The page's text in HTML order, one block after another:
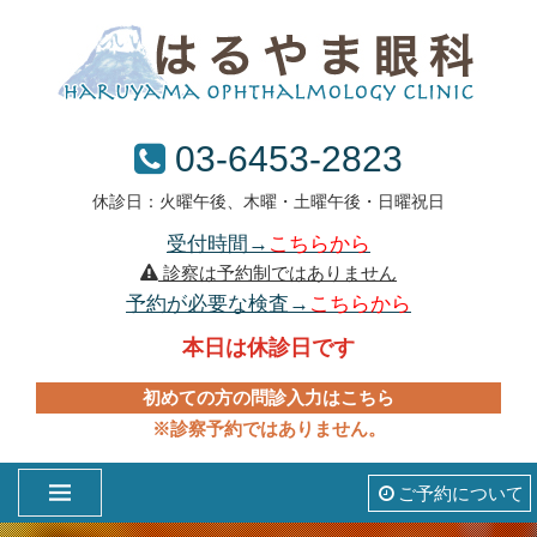
03-6453-2823
休診日：火曜午後、木曜・土曜午後・日曜祝日
受付時間→ こちらから
診察は予約制ではありません
予約が必要な検査→ こちらから
本日は休診日です
初めての方の問診入力はこちら
※診察予約ではありません。
ご予約について